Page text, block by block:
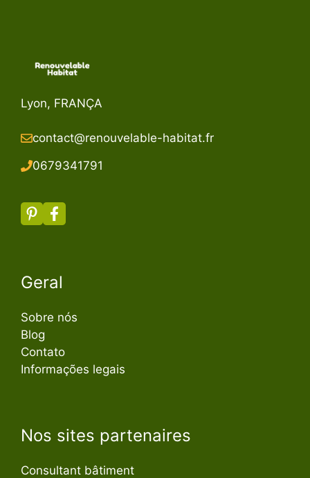
Lyon, FRANÇA
contact@renouvelable-habitat.fr
0679341791
Geral
Sobre nós
Blog
Contato
Informações legais
Nos sites partenaires
Consultant bâtiment